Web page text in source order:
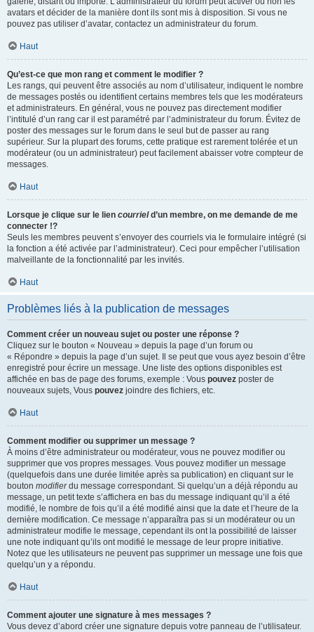
avatars et décider de la manière dont ils sont mis à disposition. Si vous ne
pouvez pas utiliser d’avatar, contactez un administrateur du forum.
Haut
Qu’est-ce que mon rang et comment le modifier ?
Les rangs, qui peuvent être associés au nom d’utilisateur, indiquent le nombre
de messages postés ou identifient certains membres tels que les modérateurs
et administrateurs. En général, vous ne pouvez pas directement modifier
l’intitulé d’un rang car il est paramétré par l’administrateur du forum. Évitez de
poster des messages sur le forum dans le seul but de passer au rang
supérieur. Sur la plupart des forums, cette pratique est rarement tolérée et un
modérateur (ou un administrateur) peut facilement abaisser votre compteur de
messages.
Haut
Lorsque je clique sur le lien courrield’un membre, on me demande de me
connecter !?
Seuls les membres peuvent s’envoyer des courriels via le formulaire intégré (si
la fonction a été activée par l’administrateur). Ceci pour empêcher l’utilisation
malveillante de la fonctionnalité par les invités.
Haut
Problèmes liés à la publication de messages
Comment créer un nouveau sujet ou poster une réponse ?
Cliquez sur le bouton « Nouveau » depuis la page d’un forum ou
« Répondre » depuis la page d’un sujet. Il se peut que vous ayez besoin d’être
enregistré pour écrire un message. Une liste des options disponibles est
affichée en bas de page des forums, exemple : Vous pouvez poster de
nouveaux sujets, Vous pouvez joindre des fichiers, etc.
Haut
Comment modifier ou supprimer un message ?
À moins d’être administrateur ou modérateur, vous ne pouvez modifier ou
supprimer que vos propres messages. Vous pouvez modifier un message
(quelquefois dans une durée limitée après sa publication) en cliquant sur le
bouton modifierdu message correspondant. Si quelqu’un a déjà répondu au
message, un petit texte s’affichera en bas du message indiquant qu’il a été
modifié, le nombre de fois qu’il a été modifié ainsi que la date et l’heure de la
dernière modification. Ce message n’apparaîtra pas si un modérateur ou un
administrateur modifie le message, cependant ils ont la possibilité de laisser
une note indiquant qu’ils ont modifié le message de leur propre initiative.
Notez que les utilisateurs ne peuvent pas supprimer un message une fois que
quelqu’un y a répondu.
Haut
Comment ajouter une signature à mes messages ?
Vous devez d’abord créer une signature depuis votre panneau de l’utilisateur.